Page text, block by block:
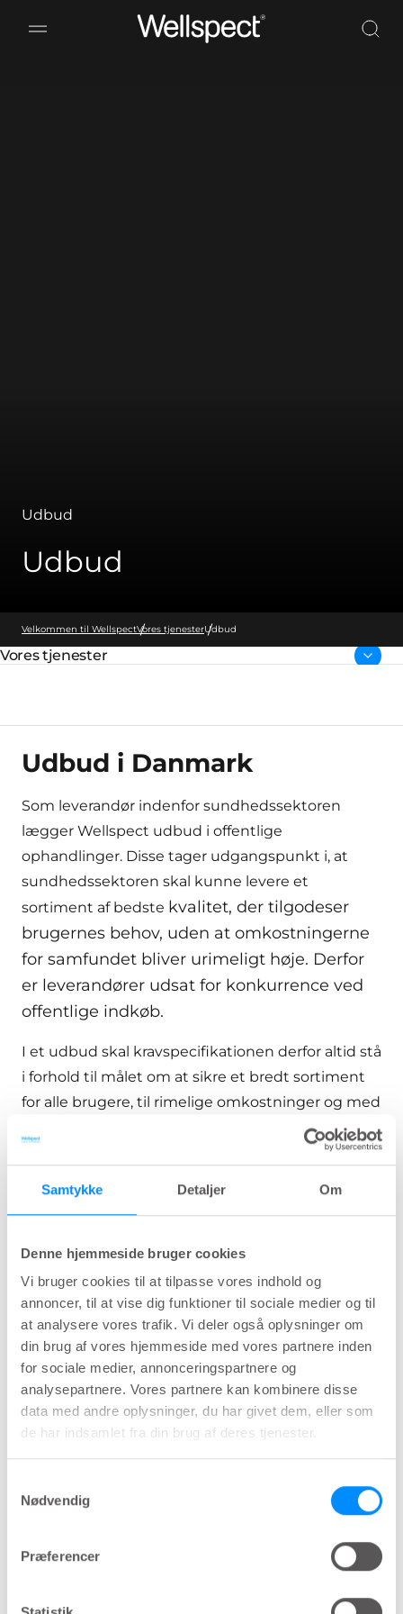
Samtykke Detaljer Om
Denne hjemmeside bruger cookies
Vi bruger cookies til at tilpasse vores indhold og
annoncer, til at vise dig funktioner til sociale medier og til
at analysere vores trafik. Vi deler også oplysninger om
din brug af vores hjemmeside med vores partnere inden
for sociale medier, annonceringspartnere og
analysepartnere. Vores partnere kan kombinere disse
data med andre oplysninger, du har givet dem, eller som
de har indsamlet fra din brug af deres tjenester.
Nødvendig
Præferencer
Wellspect
Udbud
Udbud
Velkommen til WellspectVores tjenesterUdbud
Forside:
Vores tjenester
Udbud i Danmark
Som leverandør indenfor sundhedssektoren
lægger Wellspect udbud i offentlige
ophandlinger. Disse tager udgangspunkt i, at
sundhedssektoren skal kunne levere et
sortiment af bedste kvalitet, der tilgodeser
brugernes behov, uden at omkostningerne
for samfundet bliver urimeligt høje. Derfor
er leverandører udsat for konkurrence ved
offentlige indkøb.
I et udbud skal kravspecifikationen derfor altid stå
i forhold til målet om at sikre et bredt sortiment
for alle brugere, til rimelige omkostninger og med
lige vilkår for konkurrerende leverandører.
Udbuddet bør derfor udformes på en sådan
måde, at det fremmer klinisk testede produkter
af højeste kvalitet. Produkterne skal desuden
fastholdelse af den foreskrevne terapi.
I sidste ende handler et udbud om patientens
bedste til gavn for samfundet. Derfor er det
vigtigt at stille de rigtige krav i indkøbet, så man
kan vælge den bedste løsning til formålet. Hvis
kravene formuleres på den bedste måde, vil både
ordinerende læger og patienter nyde en højere
plejesektoren og et optimalt
bedste langsigtede samfundsøkonomiske afkast